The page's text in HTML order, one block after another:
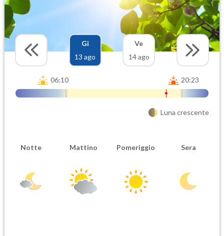
Gi
13 ago
Ve
14 ago
06:10 20:23
Luna crescente
Notte Mattino Pomeriggio Sera